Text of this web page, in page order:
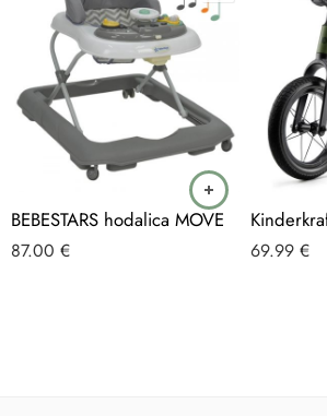
BEBESTARS hodalica MOVE
87.00 € 69.99 €